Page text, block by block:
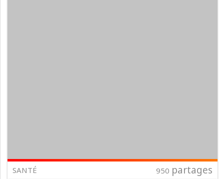
SANTÉ 950 partages